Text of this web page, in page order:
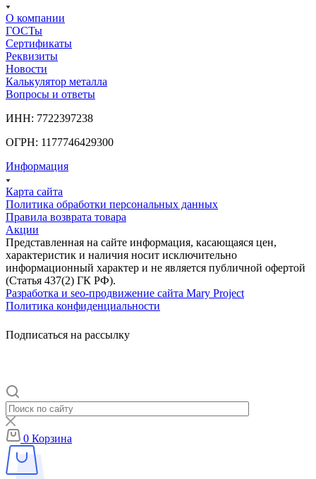
О компании
ГОСТы
Сертификаты
Реквизиты
Новости
Калькулятор металла
Вопросы и ответы
ИНН: 7722397238
ОГРН: 1177746429300
Информация
Карта сайта
Политика обработки персональных данных
Правила возврата товара
Акции
Представленная на сайте информация, касающаяся цен,
характеристик и наличия носит исключительно
информационный характер и не является публичной офертой
(Статья 437(2) ГК РФ).
Разработка и seo-продвижение сайта Mary Project
Политика конфиденциальности
Подписаться на рассылку
0 Корзина